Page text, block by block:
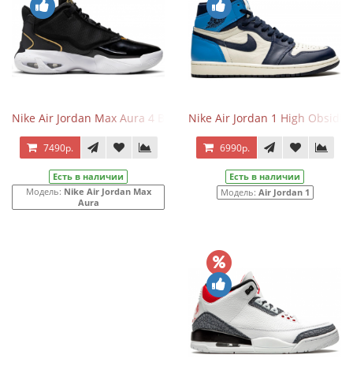
Nike Air Jordan Max Aura 4 Black\White\Gold
7490р.
Есть в наличии
Модель: Nike Air Jordan Max
Aura
Nike Air Jordan 1 High
6990р.
Есть в наличии
Модель: Air Jordan 1